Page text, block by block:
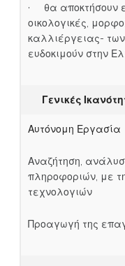
· θα αποκτήσουν
οικολογικές,
καλλιέργειας-
ευδοκιμούν στην
Γενικές
Αυτόνομη Εργασία
Αναζήτηση,
πληροφοριών, με
τεχνολογιών
Προαγωγή της